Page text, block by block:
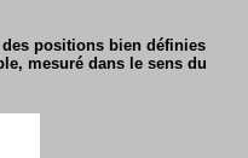
positions bien définies
mesuré dans le sens du